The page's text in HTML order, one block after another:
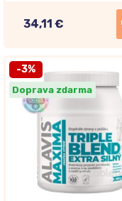
34,11 €
-3%
Doprava zdarma